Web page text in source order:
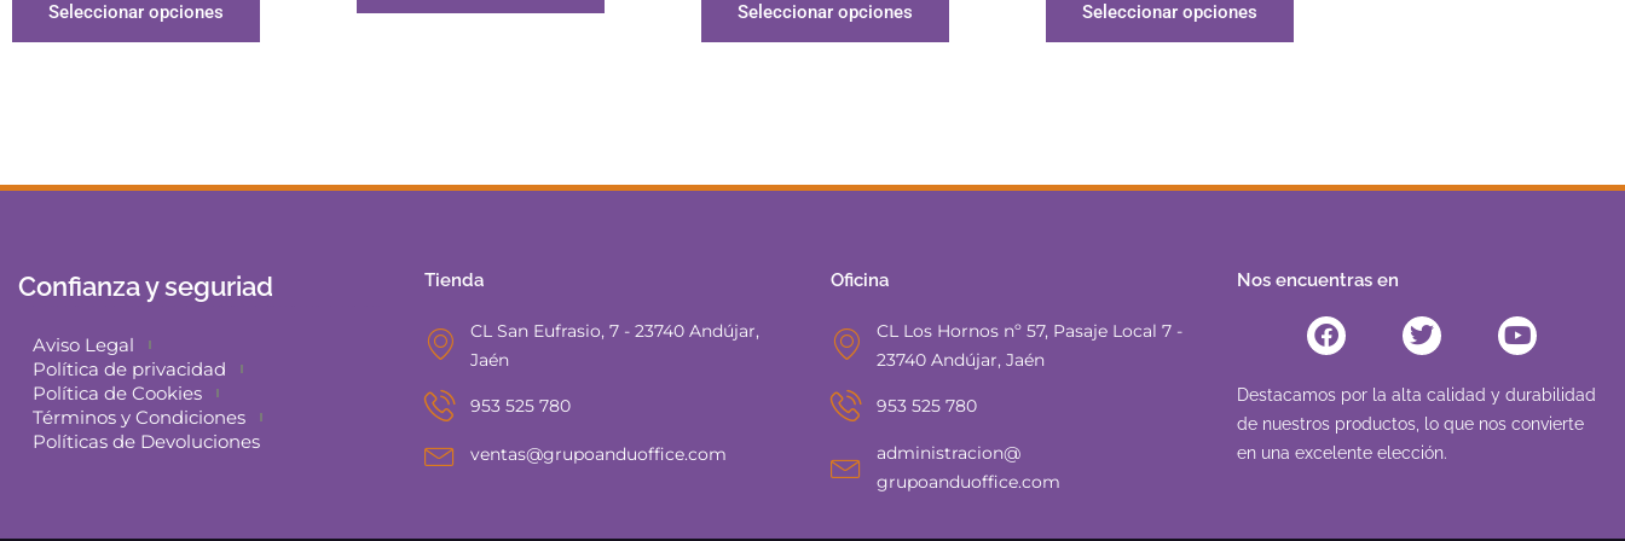
Seleccionar opciones Seleccionar opciones Seleccionar opciones
Confianza y seguriad
Aviso Legal
Política de privacidad
Política de Cookies
Términos y Condiciones
Políticas de Devoluciones
Tienda
CL San Eufrasio, 7 - 23740 Andújar,
Jaén
953 525 780
ventas@grupoanduoffice.com
Oficina
CL Los Hornos nº 57, Pasaje Local 7 -
23740 Andújar, Jaén
953 525 780
administracion@
grupoanduoffice.com
Nos encuentras en
FacebookTwitter Youtube
Destacamos por la alta calidad y durabilidad
de nuestros productos, lo que nos convierte
en una excelente elección.